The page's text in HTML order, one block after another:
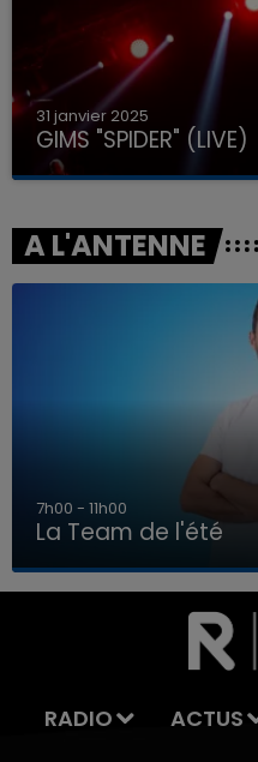
LA TEAM DE L'ÉTÉ
31 janvier 2025
GIMS "SPIDER" (LIVE)
A L'ANTENNE
7h00 - 11h00
La Team de l'été
RADIO ACTUS